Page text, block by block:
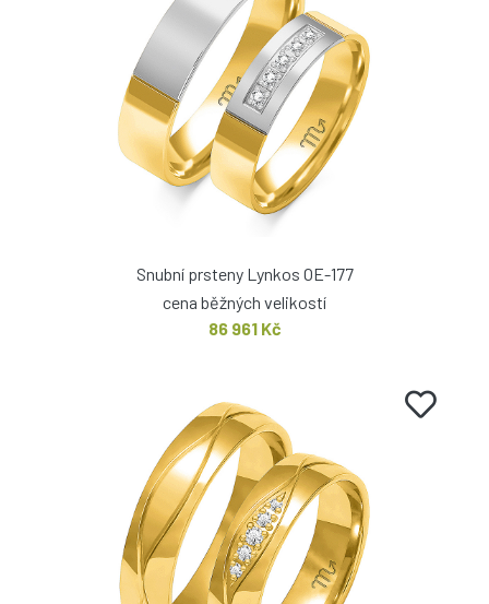
Snubní prsteny Lynkos OE-177
cena běžných velikostí
86 961 Kč